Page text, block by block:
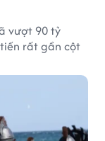
vượt 90 tỷ
rất gần cột